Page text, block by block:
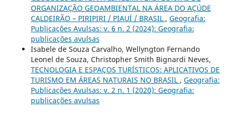
ORGANIZAÇÃO GEOAMBIENTAL NA ÁREA DO AÇÚDE
CALDEIRÃO – PIRIPIRI / PIAUÍ / BRASIL , Geografia:
Publicações Avulsas: v. 6 n. 2 (2024): Geografia:
publicações avulsas
Isabele de Souza Carvalho, Wellyngton Fernando
Leonel de Souza, Christopher Smith Bignardi Neves,
TECNOLOGIA E ESPAÇOS TURÍSTICOS: APLICATIVOS DE
TURISMO EM ÁREAS NATURAIS NO BRASIL , Geografia:
Publicações Avulsas: v. 2 n. 1 (2020): Geografia:
publicações avulsas